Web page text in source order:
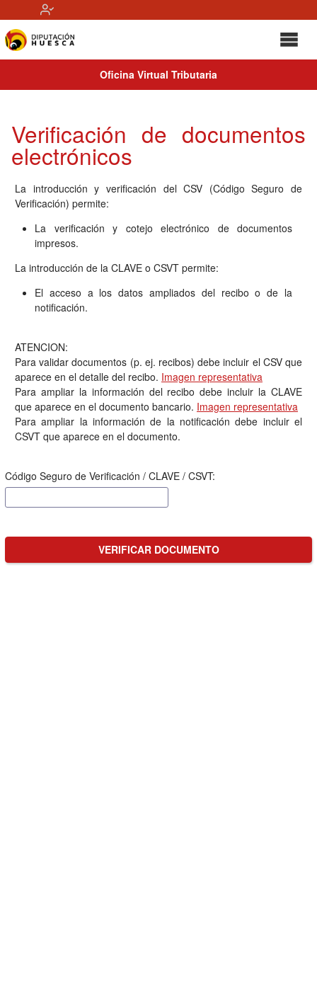
Oficina Virtual Tributaria
Verificación de documentos
electrónicos
La introducción y verificación del CSV (Código Seguro de
Verificación) permite:
La verificación y cotejo electrónico de documentos
impresos.
La introducción de la CLAVE o CSVT permite:
El acceso a los datos ampliados del recibo o de la
notificación.
ATENCION:
Para validar documentos (p. ej. recibos) debe incluir el CSV que
aparece en el detalle del recibo. Imagen representativa
Para ampliar la información del recibo debe incluir la CLAVE
que aparece en el documento bancario. Imagen representativa
Para ampliar la información de la notificación debe incluir el
CSVT que aparece en el documento.
Código Seguro de Verificación / CLAVE / CSVT:
VERIFICAR DOCUMENTO